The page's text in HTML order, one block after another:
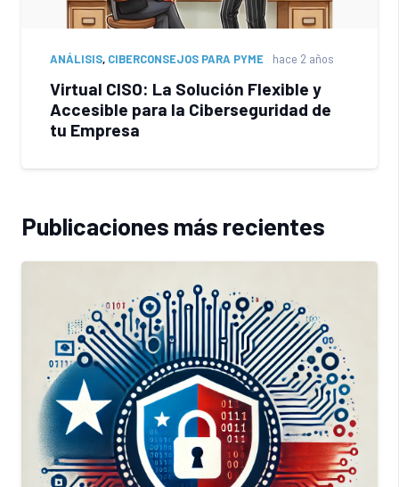
ANÁLISIS, CIBERCONSEJOS PARA PYME hace 2 años
Virtual CISO: La Solución Flexible y
Accesible para la Ciberseguridad de
tu Empresa
Publicaciones más recientes